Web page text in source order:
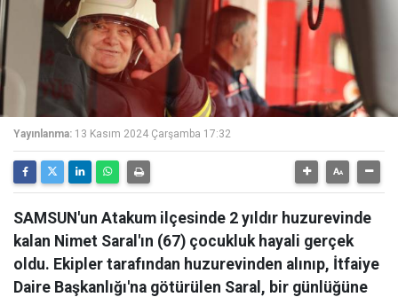
Yayınlanma: 13 Kasım 2024 Çarşamba 17:32
SAMSUN'un Atakum ilçesinde 2 yıldır huzurevinde
kalan Nimet Saral'ın (67) çocukluk hayali gerçek
oldu. Ekipler tarafından huzurevinden alınıp, İtfaiye
Daire Başkanlığı'na götürülen Saral, bir günlüğüne